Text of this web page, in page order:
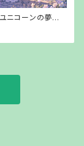
ニコーンの夢守り
塔～【【郵送で